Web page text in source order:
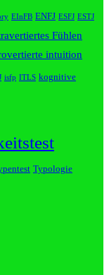
EInFB ENFJ ESFJ ESTJ
Fühlen
intuition
isfp ITLS kognitive
Typologie